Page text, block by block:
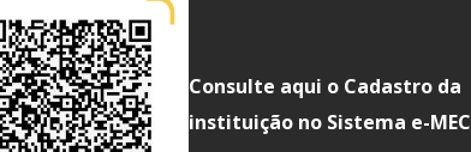
Consulte aqui o Cadastro da
instituição no Sistema e-MEC